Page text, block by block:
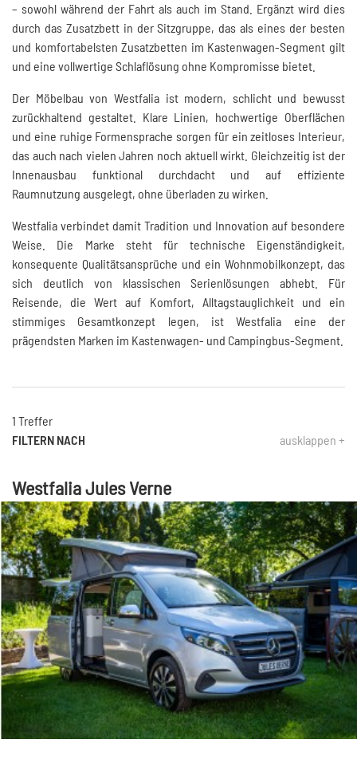
– sowohl während der Fahrt als auch im Stand. Ergänzt wird dies
durch das Zusatzbett in der Sitzgruppe, das als eines der besten
und komfortabelsten Zusatzbetten im Kastenwagen-Segment gilt
und eine vollwertige Schlaflösung ohne Kompromisse bietet.
Der Möbelbau von Westfalia ist modern, schlicht und bewusst
zurückhaltend gestaltet. Klare Linien, hochwertige Oberflächen
und eine ruhige Formensprache sorgen für ein zeitloses Interieur,
das auch nach vielen Jahren noch aktuell wirkt. Gleichzeitig ist der
Innenausbau funktional durchdacht und auf effiziente
Raumnutzung ausgelegt, ohne überladen zu wirken.
Westfalia verbindet damit Tradition und Innovation auf besondere
Weise. Die Marke steht für technische Eigenständigkeit,
konsequente Qualitätsansprüche und ein Wohnmobilkonzept, das
sich deutlich von klassischen Serienlösungen abhebt. Für
Reisende, die Wert auf Komfort, Alltagstauglichkeit und ein
stimmiges Gesamtkonzept legen, ist Westfalia eine der
prägendsten Marken im Kastenwagen- und Campingbus-Segment.
FILTERN NACH ausklappen +
1 Treffer
Westfalia Jules Verne